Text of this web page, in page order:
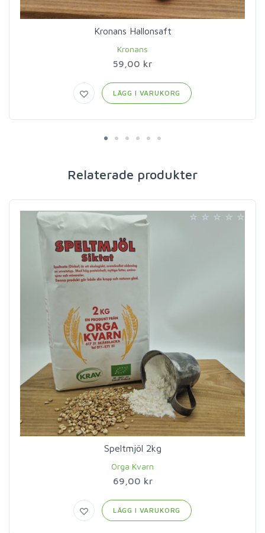
Kronans Hallonsaft
Kronans
59,00 kr
LÄGG I VARUKORG
Relaterade produkter
Speltmjöl 2kg
Orga Kvarn
69,00 kr
LÄGG I VARUKORG